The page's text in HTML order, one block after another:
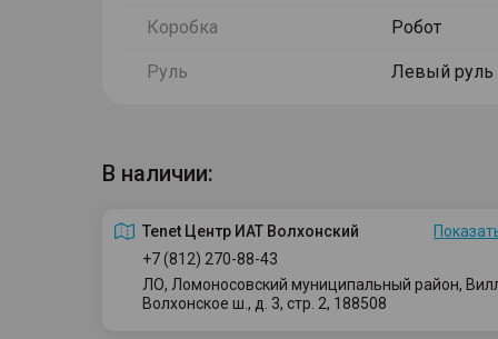
Коробка Робот
Руль Левый руль
В наличии:
Tenet Центр ИАТ Волхонский
+7 (812) 270-88-43
ЛО, Ломоносовский муниципальный район,
Волхонское ш., д. 3, стр. 2, 188508